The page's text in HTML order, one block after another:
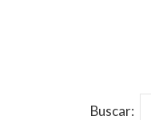
Buscar: